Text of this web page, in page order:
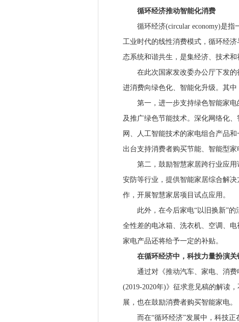
循环经济推动智能化消费
循环经济(circular economy)是指
工业时代的线性消费模式，循环经
态系统和谐共生，是集经济、技术和
在此次国家发改委办公厅下发的
进消费向绿色化、智能化升级。其
第一，进一步支持绿色智能家电
及推广绿色节能技术。深化网络化
网、人工智能技术的家电组合产品
出台支持消费者购买节能、智能型家
第二，鼓励智慧家居跨行业应用
安防等行业，提供智能家居综合解
作，开展智慧家居项目试点应用。
此外，在今后家电“以旧换新”的
全性差的电冰箱、洗衣机、空调、
家电产品还将给予一定的补贴。
在循环经济中，科技力量扮演关
通过对《推动汽车、家电、消费
(2019-2020年)》征求意见稿的解读
展，也在鼓励消费者购买智能家电。
而在“循环经济”发展中，科技正